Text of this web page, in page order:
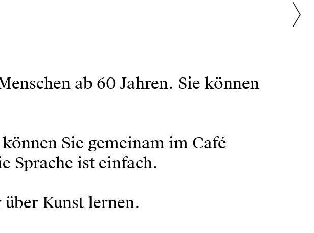
ab 60 Jahren. Sie können
Sie gemeinam im Café
Sprache ist einfach.
Kunst lernen.